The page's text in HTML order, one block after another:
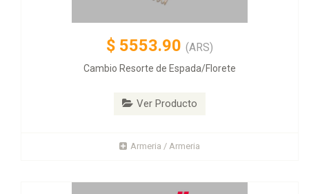
$ 5553.90 (ARS)
Cambio Resorte de Espada/Florete
Ver Producto
Armeria / Armeria